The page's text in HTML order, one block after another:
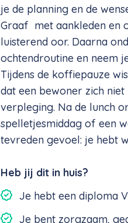
je de planning en de
Graaf met aankleden en
luisterend oor. Daarna
ochtendroutine en neem
Tijdens de koffiepauze
dat een bewoner zich
verpleging. Na de lunch
spelletjesmiddag of een
tevreden gevoel: je hebt
Heb jij dit in huis?
Je hebt een diploma
Je bent zorgzaam,